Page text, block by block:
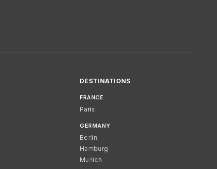
DESTINATIONS
FRANCE
Paris
GERMANY
Berlin
Hamburg
Munich